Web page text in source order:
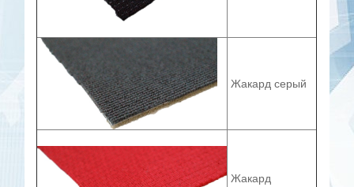
Жакард серый
Жакард